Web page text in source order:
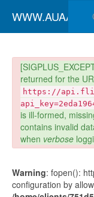
WWW.AUAA.IT
danger
returned for the
https://
is ill-formed,
contains invalid
when verbose
Warning: fopen():
configuration by